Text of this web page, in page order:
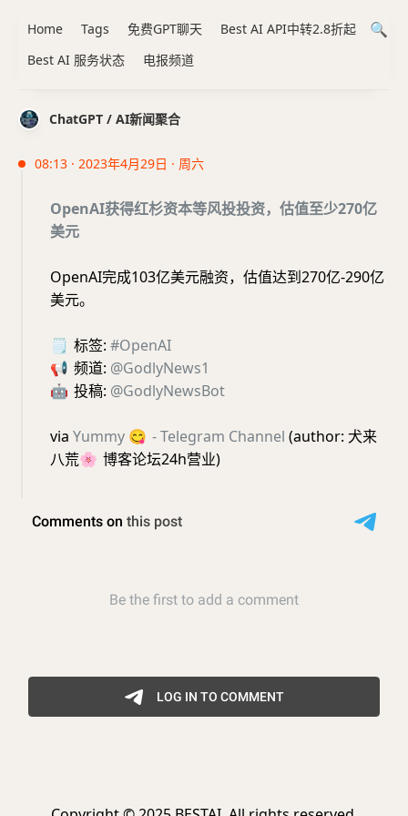
ChatGPT / AI新闻聚合
08:13 · 2023年4月29日 · 周六
OpenAI获得红杉资本等风投投资，估值至少270亿
美元
OpenAI完成103亿美元融资，估值达到270亿-290亿
美元。
🗒 标签: #OpenAI
📢 频道: @GodlyNews1
🤖 投稿: @GodlyNewsBot
via Yummy 😋 - Telegram Channel (author: 犬来
八荒🌸 博客论坛24h营业)
Home Tags 免费GPT聊天
Best AI API中转2.8折起
Best AI 服务状态
电报频道